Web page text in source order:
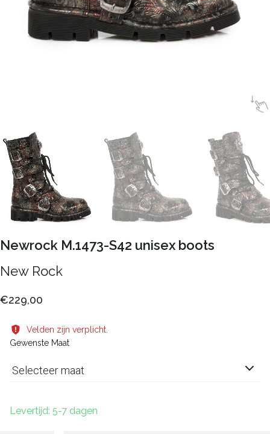
Newrock M.1473-S42 unisex boots
New Rock
€229,00
Velden zijn verplicht.
Gewenste Maat
Selecteer maat
Levertijd: 5-7 dagen